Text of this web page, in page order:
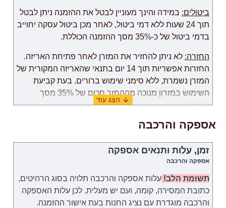
ביטולים: במידה והינך מעוניין לבטל את ההזמנה ניתן לבטל
תוך 24 שעות ללא דמי ביטול, לאחר מכן ביטול עסקה יחוייב
בדמי ביטול של כ-35% מסך ההזמנה הכוללת.
החזרה: לא ניתן להחזיר את המזרן לאחר פתיחת האריזה.
החזרות אפשריות תוך 14 יום בתנאי שהאריזה המקורית של
המזרן נשמרת, ללא סימני שימוש ברורים. בעת קביעת
השימוש במזרון מנוכה מההחזר סכום של 35% מסך
ההזמנה.
החלפה:החלפת מזרון לדגם אחר, תוך חישוב של עלות
המקורית. עלות אספקה של דגם אחר המזרון תהיה שווה
לעלות אספקה הקודמת, שהלקוח שילם במהלך אספקה
הראשונה.
שירות הלקוחות: 052-9707650
אספקה והרכבה
זמן, עלות ותנאים אספקה
אספקה והרכבה
תשומת הלב! עלות אספקה והרכבה תלויה בסוג הרהיטים,
כתובת המסירה, קומה, ועם יש מעלית. לכן עלות האספקה
והרכבה מוגדרת עם נציג החנות בעת אישור ההזמנה.